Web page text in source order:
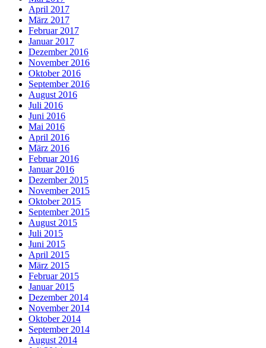
April 2017
März 2017
Februar 2017
Januar 2017
Dezember 2016
November 2016
Oktober 2016
September 2016
August 2016
Juli 2016
Juni 2016
Mai 2016
April 2016
März 2016
Februar 2016
Januar 2016
Dezember 2015
November 2015
Oktober 2015
September 2015
August 2015
Juli 2015
Juni 2015
April 2015
März 2015
Februar 2015
Januar 2015
Dezember 2014
November 2014
Oktober 2014
September 2014
August 2014